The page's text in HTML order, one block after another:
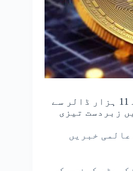
بٹ کوائن کی قیمت ایک لاکھ 11 ہزار ڈالر سے
زبردست تیزی
عالمی خبریں